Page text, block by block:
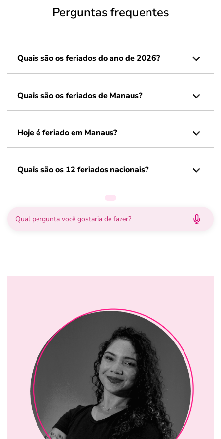
Perguntas frequentes
Quais são os feriados do ano de 2026?
Quais são os feriados de Manaus?
Hoje é feriado em Manaus?
Quais são os 12 feriados nacionais?